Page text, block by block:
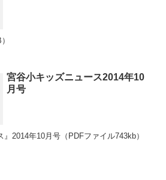
宮谷小キッズニュース2014年10
月号
』2014年10月号（PDFファイル743kb）